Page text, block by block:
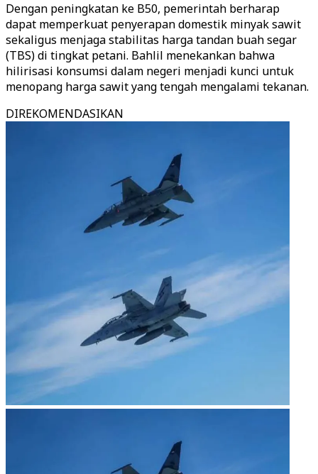
Dengan peningkatan ke B50, pemerintah berharap
dapat memperkuat penyerapan domestik minyak sawit
sekaligus menjaga stabilitas harga tandan buah segar
(TBS) di tingkat petani. Bahlil menekankan bahwa
hilirisasi konsumsi dalam negeri menjadi kunci untuk
menopang harga sawit yang tengah mengalami tekanan.
DIREKOMENDASIKAN